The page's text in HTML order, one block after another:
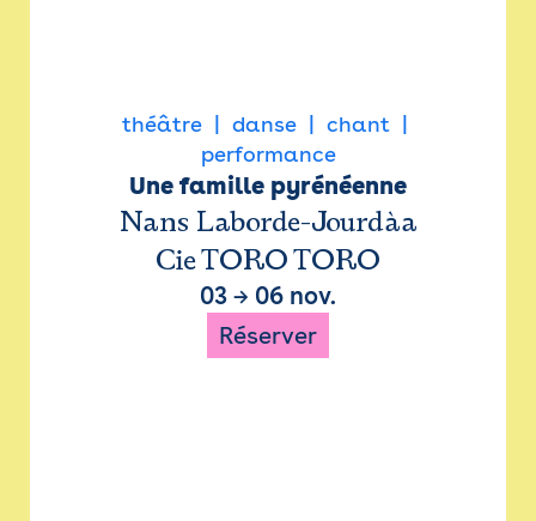
théâtre danse
chant
performance
Une famille pyrénéenne
Nans Laborde-Jourdàa
Cie TORO TORO
03 → 06 nov.
Réserver